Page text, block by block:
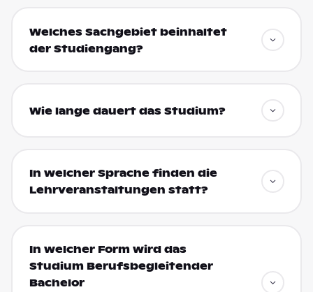
Welches Sachgebiet beinhaltet
der Studiengang?
Wie lange dauert das Studium?
In welcher Sprache finden die
Lehrveranstaltungen statt?
In welcher Form wird das
Studium Berufsbegleitender
Bachelor